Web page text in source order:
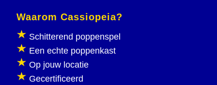
Waarom Cassiopeia?
Schitterend poppenspel
Een echte poppenkast
Op jouw locatie
Gecertificeerd